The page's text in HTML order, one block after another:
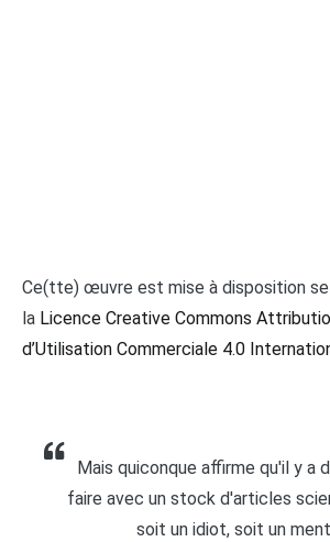
Ce(tte) œuvre est mise à disposition
la Licence Creative Commons
d’Utilisation Commerciale 4.0
Mais quiconque affirme qu'il y a
faire avec un stock d'articles
soit un idiot, soit un